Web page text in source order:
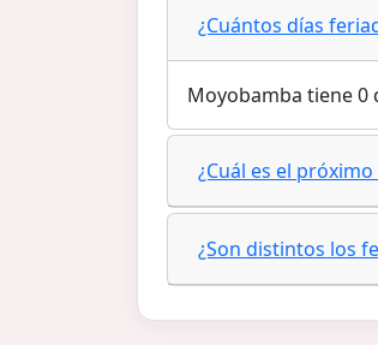
¿Cuántos días
Moyobamba tiene 0
¿Cuál es el
¿Son distintos los